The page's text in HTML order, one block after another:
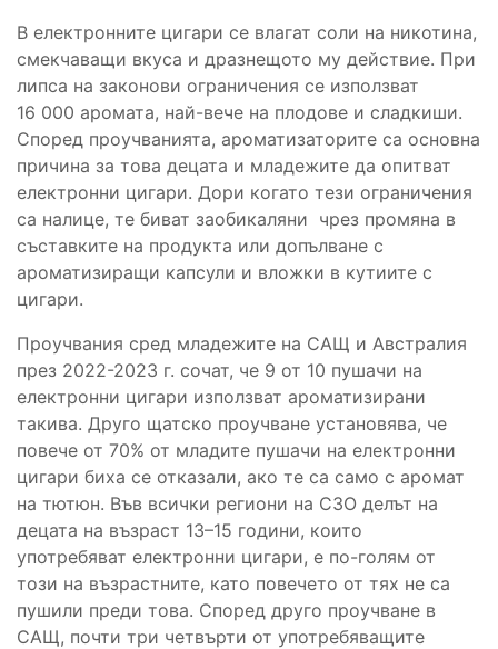
В електронните цигари се влагат соли на никотина,
смекчаващи вкуса и дразнещото му действие. При
липса на законови ограничения се използват
16 000 аромата, най-вече на плодове и сладкиши.
Според проучванията, ароматизаторите са основна
причина за това децата и младежите да опитват
електронни цигари. Дори когато тези ограничения
са налице, те биват заобикаляни чрез промяна в
съставките на продукта или допълване с
ароматизиращи капсули и вложки в кутиите с
цигари.
Проучвания сред младежите на САЩ и Австралия
през 2022-2023 г. сочат, че 9 от 10 пушачи на
електронни цигари използват ароматизирани
такива. Друго щатско проучване установява, че
повече от 70% от младите пушачи на електронни
цигари биха се отказали, ако те са само с аромат
на тютюн. Във всички региони на СЗО делът на
децата на възраст 13–15 години, които
употребяват електронни цигари, е по-голям от
този на възрастните, като повечето от тях не са
пушили преди това. Според друго проучване в
САЩ, почти три четвърти от употребяващите